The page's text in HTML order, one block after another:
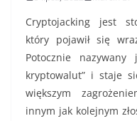
Cryptojacking jest
który pojawił się
Potocznie nazywany
kryptowalut” i staje
większym
innym jak kolejnym